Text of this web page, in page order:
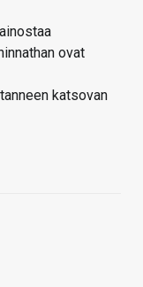
ovat
katsovan